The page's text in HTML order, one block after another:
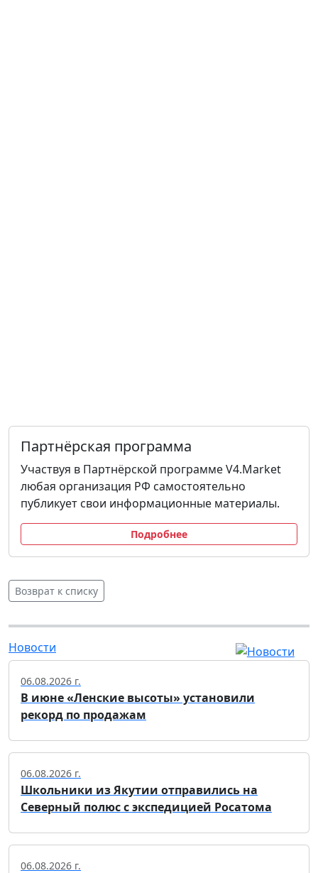
Партнёрская программа
Участвуя в Партнёрской программе V4.Market
любая организация РФ самостоятельно
публикует свои информационные материалы.
Подробнее
Возврат к списку
Новости
06.08.2026 г.
В июне «Ленские высоты» установили
рекорд по продажам
06.08.2026 г.
Школьники из Якутии отправились на
Северный полюс с экспедицией Росатома
06.08.2026 г.